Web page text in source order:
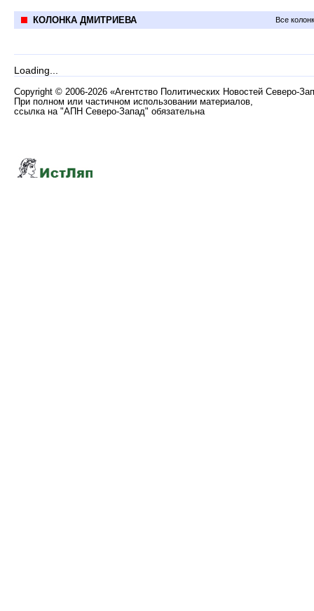
КОЛОНКА ДМИТРИЕВА Все
Loading...
Copyright © 2006-2026 «Агентство Политических Новостей Северо-
При полном или частичном использовании материалов,
ссылка на "АПН Северо-Запад" обязательна